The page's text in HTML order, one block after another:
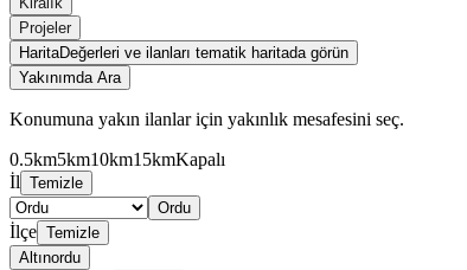
Projeler
HaritaDeğerleri ve ilanları tematik haritada görün
Yakınımda Ara
Konumuna yakın ilanlar için yakınlık mesafesini seç.
0.5km5km10km15kmKapalı
İl Temizle
Ordu
İlçe Temizle
Altınordu